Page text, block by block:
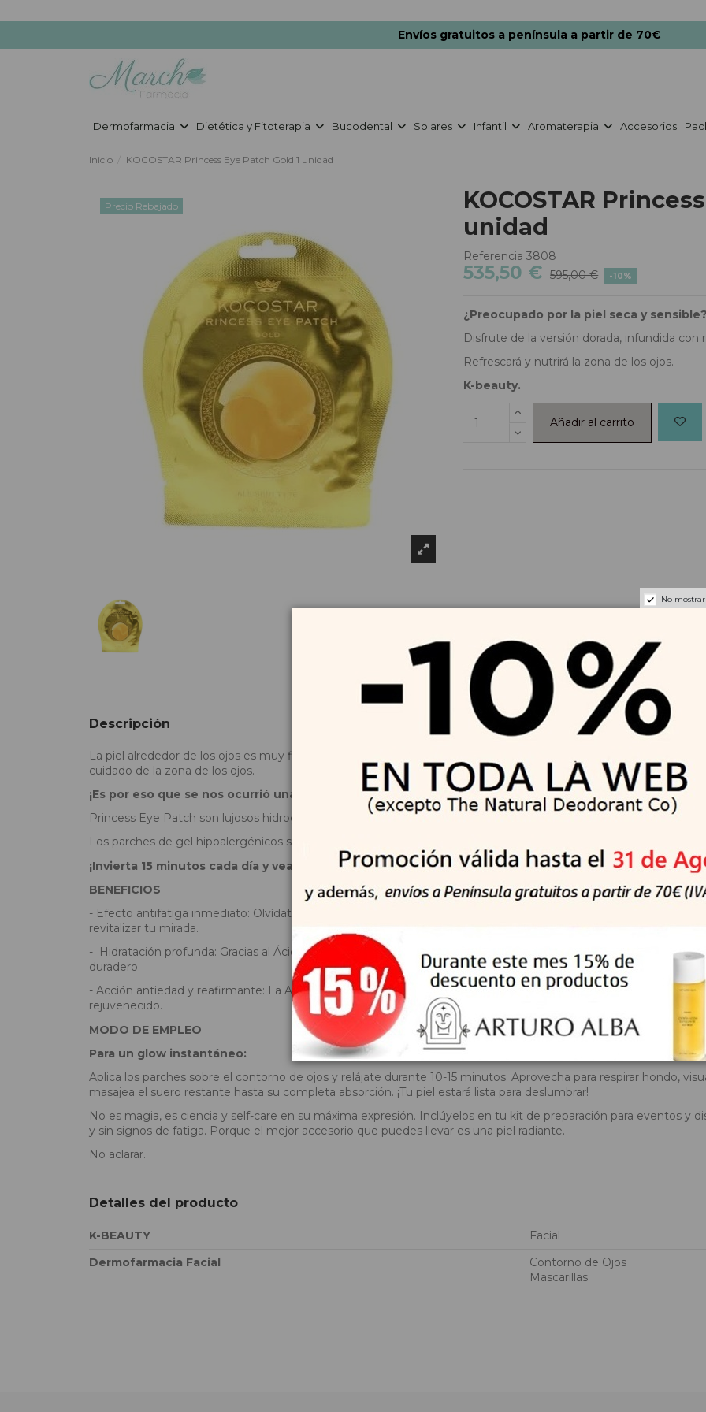
Envíos gratuitos a península a partir de 70€
Dermofarmacia Dietética y Fitoterapia Bucodental Solares Infantil Aromaterapia Accesorios
Inicio KOCOSTAR Princess Eye Patch Gold 1 unidad
Precio Rebajado
KOCOSTAR
unidad
Referencia 3808
535,50 € 595,00 € -10%
¿Preocupado por la piel seca y sensible?
Disfrute de la versión dorada, infundida
Refrescará y nutrirá la zona de los ojos.
K-beauty.
Añadir al carrito
Descripción
La piel alrededor de los ojos es muy fina y se seca y se arruga fácilmente, especialmente con los maquillajes.
cuidado de la zona de los ojos.
¡Es por eso que se nos ocurrió una solución para todos los días !.
Princess Eye Patch son lujosos hidrogeles con ingredientes naturales.
Los parches de gel hipoalergénicos sin fragancia hidratan, alivian y acondicionan instantáneamente la piel
¡Invierta 15 minutos cada día y vea la diferencia!
BENEFICIOS
- Efecto antifatiga inmediato: Olvídate del cansancio y dile adiós a las bolsas y ojeras. La Niacinamida y el
revitalizar tu mirada.
- Hidratación profunda: Gracias al Ácido Hialurónico y la Alantoína, estos parches aportan la dosis de frescura y
duradero.
- Acción antiedad y reafirmante: La Adenosina y el Aceite de Ricino suavizan las líneas de expresión y refuerzan
rejuvenecido.
MODO DE EMPLEO
Para un glow instantáneo:
Aplica los parches sobre el contorno de ojos y relájate durante 10-15 minutos. Aprovecha para respirar hondo,
masajea el suero restante hasta su completa absorción. ¡Tu piel estará lista para deslumbrar!
No es magia, es ciencia y self-care en su máxima expresión. Inclúyelos en tu kit de preparación para eventos y
y sin signos de fatiga. Porque el mejor accesorio que puedes llevar es una piel radiante.
No aclarar.
Detalles del producto
K-BEAUTY
Facial
Dermofarmacia Facial
Contorno de Ojos
Mascarillas
No